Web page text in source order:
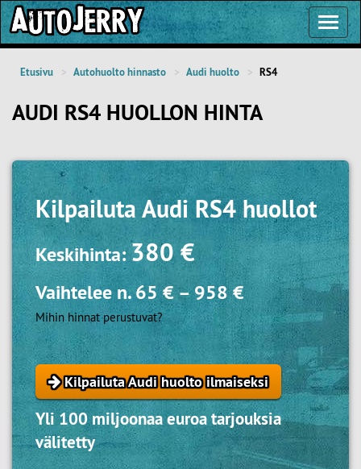
Etusivu Autohuolto hinnasto Audi huolto RS4
AUDI RS4 HUOLLON HINTA
KilpailutaAudi RS4 huollot
Keskihinta:380 €
Vaihtelee n.65 €–958 €
Mihin hinnat perustuvat?
Kilpailuta Audi huolto ilmaiseksi
Yli 100 miljoonaa euroa tarjouksia
välitetty